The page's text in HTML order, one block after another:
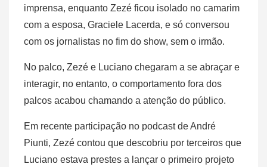
imprensa, enquanto Zezé ficou isolado no camarim
com a esposa, Graciele Lacerda, e só conversou
com os jornalistas no fim do show, sem o irmão.
No palco, Zezé e Luciano chegaram a se abraçar e
interagir, no entanto, o comportamento fora dos
palcos acabou chamando a atenção do público.
Em recente participação no podcast de André
Piunti, Zezé contou que descobriu por terceiros que
Luciano estava prestes a lançar o primeiro projeto